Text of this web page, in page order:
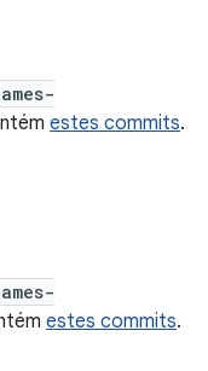
estes commits.
estes commits.